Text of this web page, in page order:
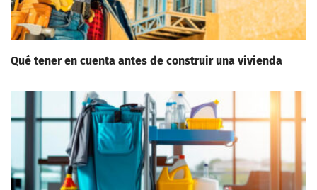
Qué tener en cuenta antes de construir una vivienda